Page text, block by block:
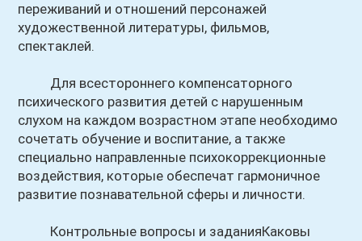
переживаний и отношений персонажей
художественной литературы, фильмов,
спектаклей.
Для всестороннего компенсаторного
психического развития детей с нарушенным
слухом на каждом возрастном этапе необходимо
сочетать обучение и воспитание, а также
специально направленные психокоррекционные
воздействия, которые обеспечат гармоничное
развитие познавательной сферы и личности.
Контрольные вопросы и заданияКаковы